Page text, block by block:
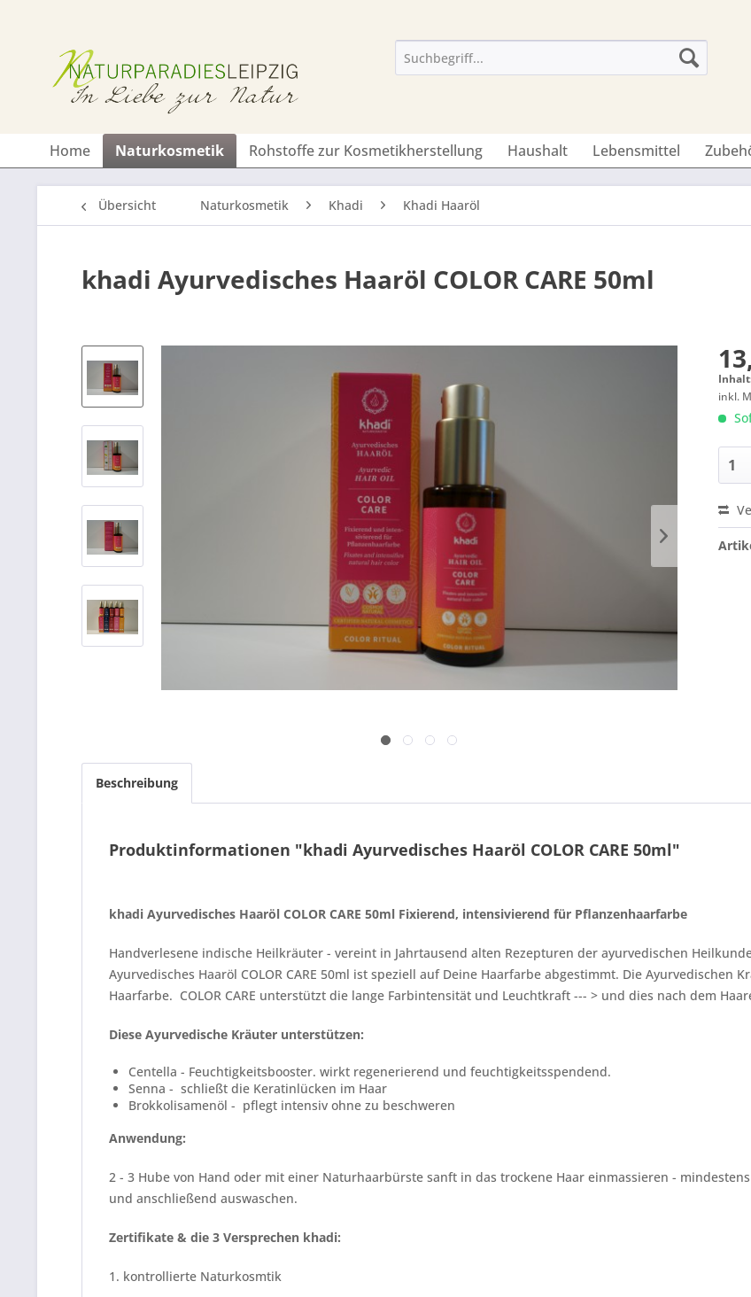
Home Naturkosmetik Rohstoffe zur Kosmetikherstellung Haushalt Lebensmittel
Übersicht Naturkosmetik Khadi Khadi Haaröl
khadi Ayurvedisches Haaröl COLOR CARE 50ml
inkl.
Beschreibung
Produktinformationen "khadi Ayurvedisches Haaröl COLOR CARE 50ml"
khadi Ayurvedisches Haaröl COLOR CARE 50ml Fixierend, intensivierend für Pflanzenhaarfarbe
Handverlesene indische Heilkräuter - vereint in Jahrtausend alten Rezepturen der ayurvedischen
Ayurvedisches Haaröl COLOR CARE 50ml ist speziell auf Deine Haarfarbe abgestimmt. Die Ayurvedischen
Haarfarbe. COLOR CARE unterstützt die lange Farbintensität und Leuchtkraft --- > und dies nach dem
Diese Ayurvedische Kräuter unterstützen:
Centella - Feuchtigkeitsbooster. wirkt regenerierend und feuchtigkeitsspendend.
Senna - schließt die Keratinlücken im Haar
Brokkolisamenöl - pflegt intensiv ohne zu beschweren
Anwendung:
2 - 3 Hube von Hand oder mit einer Naturhaarbürste sanft in das trockene Haar einmassieren -
und anschließend auswaschen.
Zertifikate & die 3 Versprechen khadi:
1. kontrollierte Naturkosmtik